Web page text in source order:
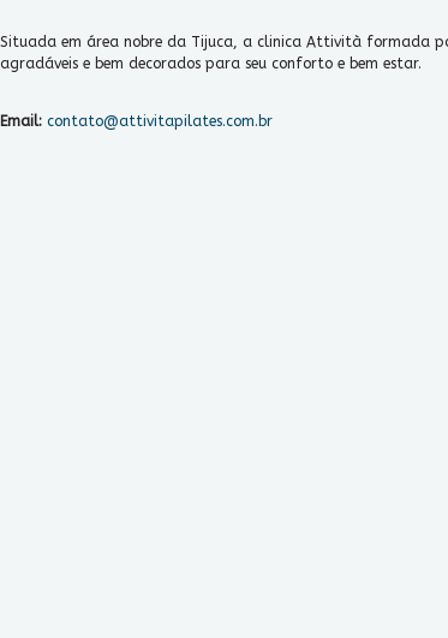
Situada em área nobre da Tijuca, a clinica Attività formada
agradáveis e bem decorados para seu conforto e bem estar.
Email: contato@attivitapilates.com.br